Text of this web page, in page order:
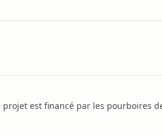
est financé par les pourboires